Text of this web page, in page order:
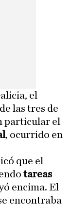
el
las tres de
particular el
, ocurrido en
que el
tareas
encima. El
encontraba